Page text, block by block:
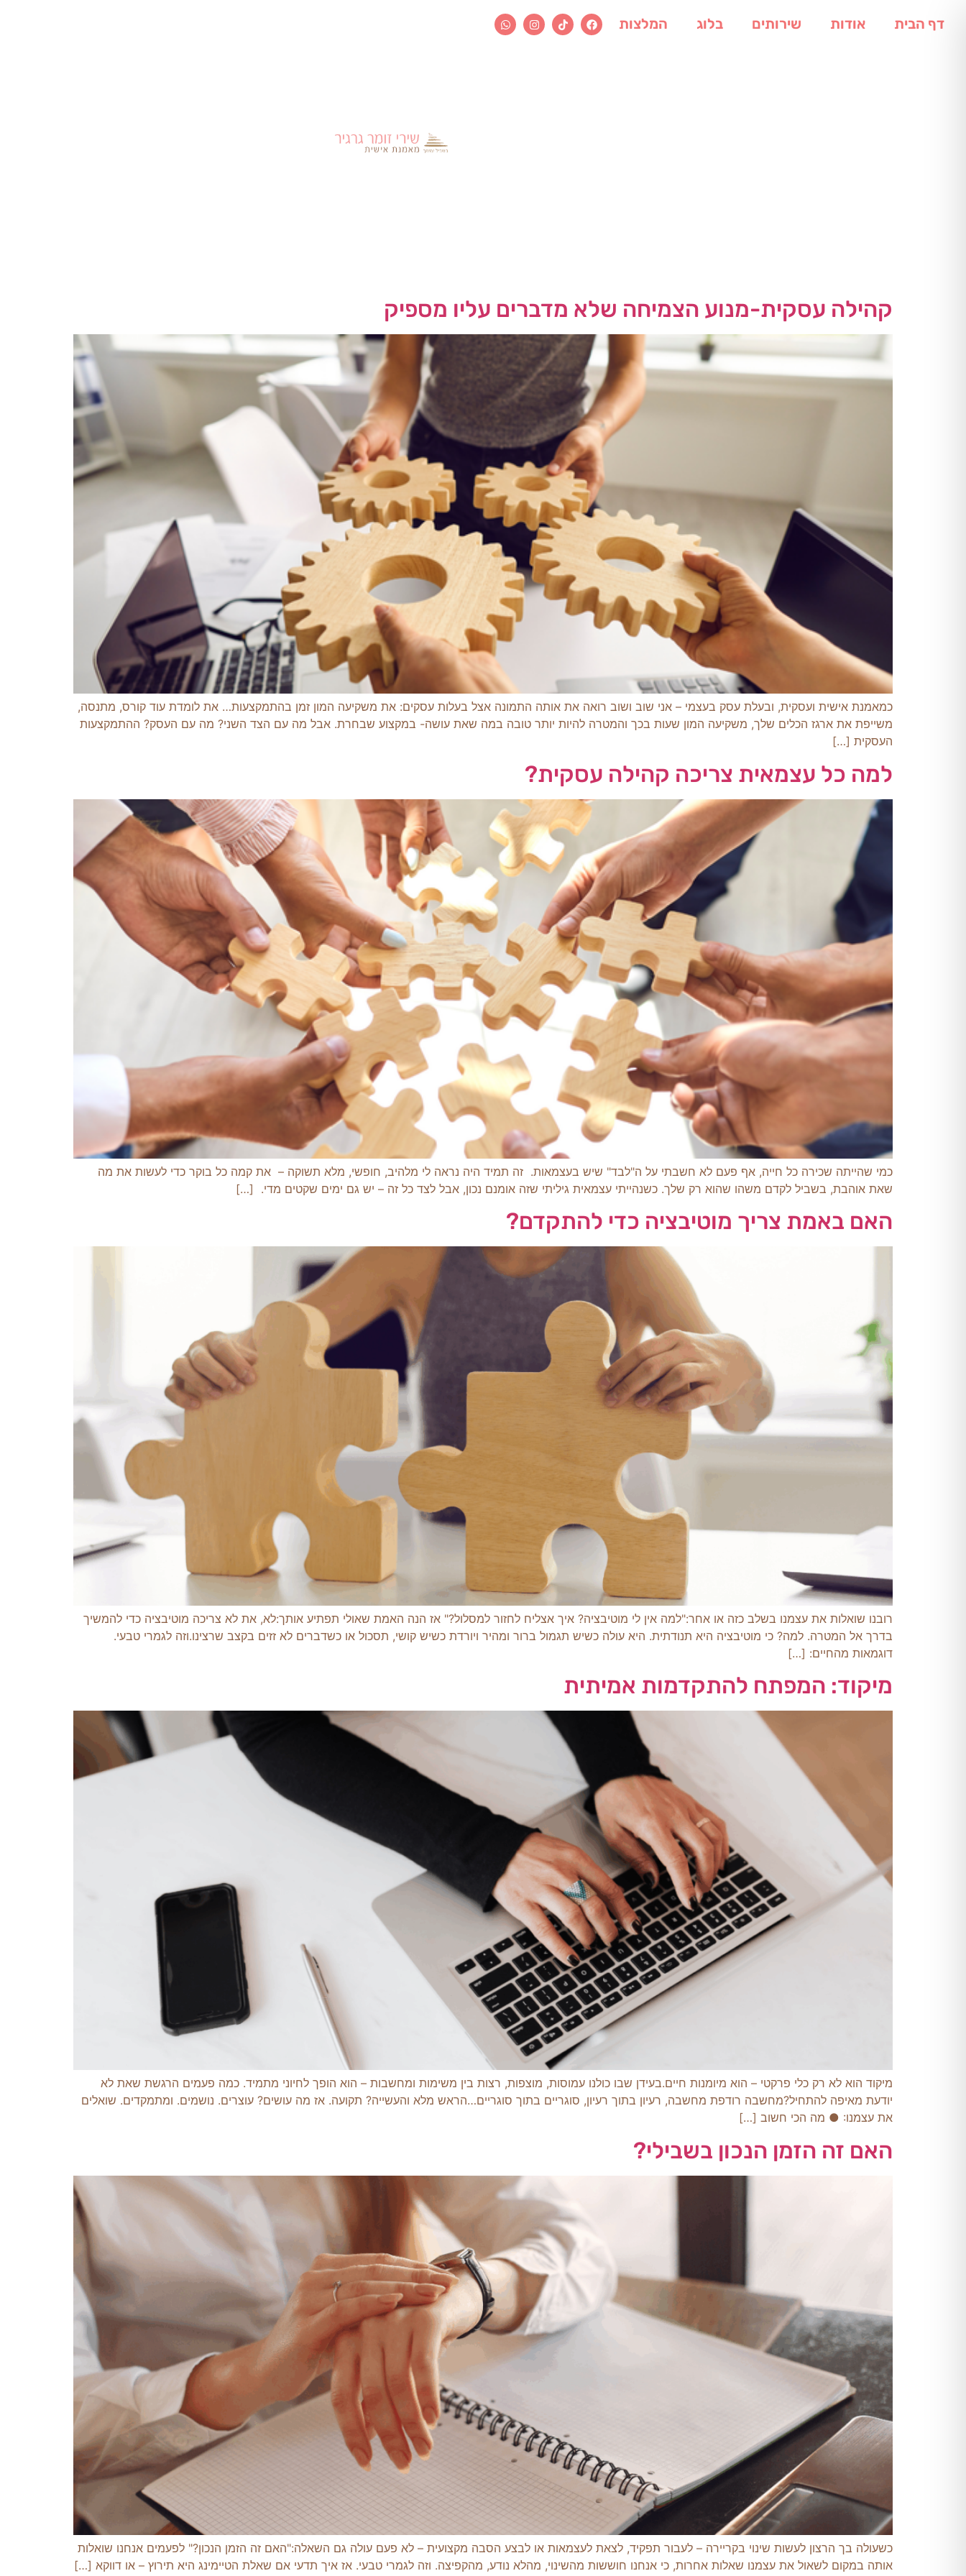
דף הבית אודות שירותים בלוג המלצות
קהילה עסקית-מנוע הצמיחה שלא מדברים עליו מספיק
כמאמנת אישית ועסקית, ובעלת עסק בעצמי – אני שוב ושוב רואה את אותה התמונה אצל בעלות עסקים: את משקיעה המון זמן בהתמקצעות… את לומדת עוד קורס, מתנסה,
משייפת את ארגז הכלים שלך, משקיעה המון שעות בכך והמטרה להיות יותר טובה במה שאת עושה- במקצוע שבחרת. אבל מה עם הצד השני? מה עם העסק? ההתמקצעות
העסקית […]
למה כל עצמאית צריכה קהילה עסקית?
כמי שהייתה שכירה כל חייה, אף פעם לא חשבתי על ה"לבד" שיש בעצמאות. זה תמיד היה נראה לי מלהיב, חופשי, מלא תשוקה – את קמה כל בוקר כדי לעשות את מה
שאת אוהבת, בשביל לקדם משהו שהוא רק שלך. כשנהייתי עצמאית גיליתי שזה אומנם נכון, אבל לצד כל זה – יש גם ימים שקטים מדי. […]
האם באמת צריך מוטיבציה כדי להתקדם?
רובנו שואלות את עצמנו בשלב כזה או אחר:"למה אין לי מוטיבציה? איך אצליח לחזור למסלול?" אז הנה האמת שאולי תפתיע אותך:לא, את לא צריכה מוטיבציה כדי להמשיך
בדרך אל המטרה. למה? כי מוטיבציה היא תנודתית. היא עולה כשיש תגמול ברור ומהיר ויורדת כשיש קושי, תסכול או כשדברים לא זזים בקצב שרצינו.וזה לגמרי טבעי.
דוגמאות מהחיים: […]
מיקוד: המפתח להתקדמות אמיתית
מיקוד הוא לא רק כלי פרקטי – הוא מיומנות חיים.בעידן שבו כולנו עמוסות, מוצפות, רצות בין משימות ומחשבות – הוא הופך לחיוני מתמיד. כמה פעמים הרגשת שאת לא
יודעת מאיפה להתחיל?מחשבה רודפת מחשבה, רעיון בתוך רעיון, סוגריים בתוך סוגריים…הראש מלא והעשייה? תקועה. אז מה עושים? עוצרים. נושמים. ומתמקדים. שואלים
את עצמנו: ● מה הכי חשוב […]
האם זה הזמן הנכון בשבילי?
כשעולה בך הרצון לעשות שינוי בקריירה – לעבור תפקיד, לצאת לעצמאות או לבצע הסבה מקצועית – לא פעם עולה גם השאלה:"האם זה הזמן הנכון?" לפעמים אנחנו שואלות
אותה במקום לשאול את עצמנו שאלות אחרות, כי אנחנו חוששות מהשינוי, מהלא נודע, מהקפיצה. וזה לגמרי טבעי. אז איך תדעי אם שאלת הטיימינג היא תירוץ – או דווקא […]